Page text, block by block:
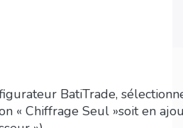
BatiTrade,
« Chiffrage Seul »soit en